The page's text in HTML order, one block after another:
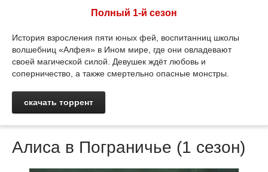
Полный 1-й сезон
История взросления пяти юных фей, воспитанниц школы
волшебниц «Алфея» в Ином мире, где они овладевают
своей магической силой. Девушек ждёт любовь и
соперничество, а также смертельно опасные монстры.
скачать торрент
Алиса в Пограничье (1 сезон)